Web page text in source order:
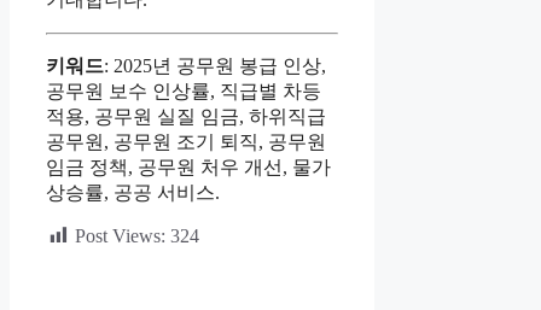
키워드: 2025년 공무원 봉급 인상,
공무원 보수 인상률, 직급별 차등
적용, 공무원 실질 임금, 하위직급
공무원, 공무원 조기 퇴직, 공무원
임금 정책, 공무원 처우 개선, 물가
상승률, 공공 서비스.
Post Views: 324